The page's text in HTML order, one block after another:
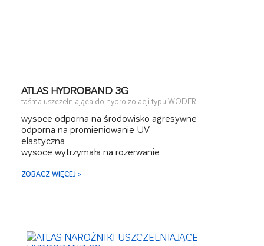
ATLAS HYDROBAND 3G
taśma uszczelniająca do hydroizolacji typu WODER
wysoce odporna na środowisko agresywne
odporna na promieniowanie UV
elastyczna
wysoce wytrzymała na rozerwanie
ZOBACZ WIĘCEJ >